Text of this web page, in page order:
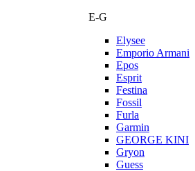
E-G
Elysee
Emporio Armani
Epos
Esprit
Festina
Fossil
Furla
Garmin
GEORGE KINI
Gryon
Guess